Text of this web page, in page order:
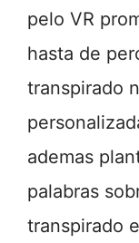
pelo VR
hasta de
transpirado
ademas
palabras
transpirado